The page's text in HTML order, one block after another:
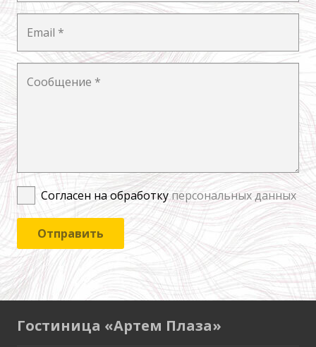
Согласен на обработкуперсональных данных
Отправить
Гостиница «Артем Плаза»